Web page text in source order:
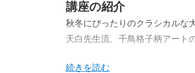
講座の紹介
秋冬にぴったりのクラシカルな
天白先生流、千鳥格子柄アート